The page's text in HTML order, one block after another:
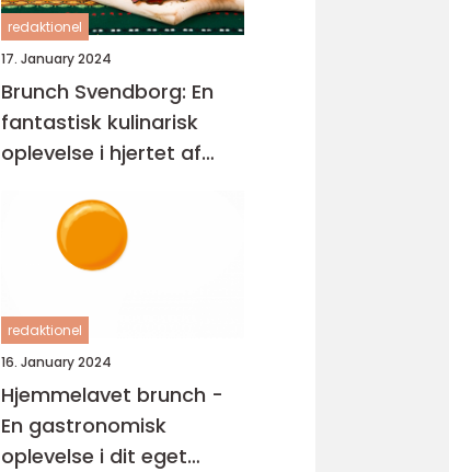
redaktionel
17. January 2024
Brunch Svendborg: En
fantastisk kulinarisk
oplevelse i hjertet af
redaktionel
16. January 2024
Hjemmelavet brunch -
En gastronomisk
oplevelse i dit eget